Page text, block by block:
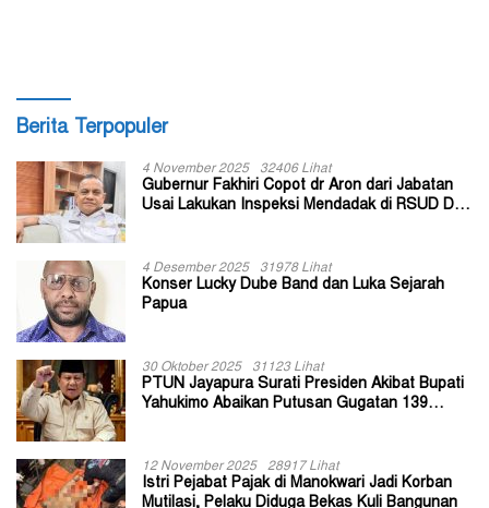
Berita Terpopuler
4 November 2025 32406 Lihat
Gubernur Fakhiri Copot dr Aron dari Jabatan
Usai Lakukan Inspeksi Mendadak di RSUD Dok
4 Desember 2025 31978 Lihat
Konser Lucky Dube Band dan Luka Sejarah
Papua
30 Oktober 2025 31123 Lihat
PTUN Jayapura Surati Presiden Akibat Bupati
Yahukimo Abaikan Putusan Gugatan 139
12 November 2025 28917 Lihat
Istri Pejabat Pajak di Manokwari Jadi Korban
Mutilasi, Pelaku Diduga Bekas Kuli Bangunan